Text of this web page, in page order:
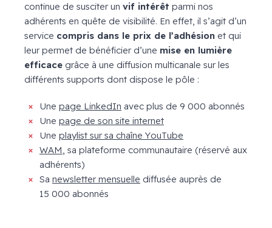
continue de susciter un vif intérêt parmi nos
adhérents en quête de visibilité. En effet, il s’agit d’un
service compris dans le prix de l’adhésion et qui
leur permet de bénéficier d’une mise en lumière
efficace grâce à une diffusion multicanale sur les
différents supports dont dispose le pôle :
Une page LinkedIn avec plus de 9 000 abonnés
Une page de son site internet
Une playlist sur sa chaîne YouTube
WAM, sa plateforme communautaire (réservé aux
adhérents)
Sa newsletter mensuelle diffusée auprès de
15 000 abonnés